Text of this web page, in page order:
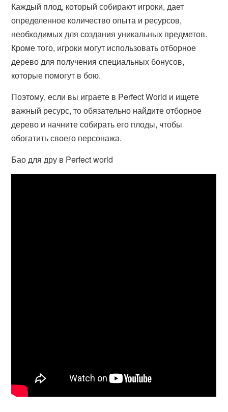
Каждый плод, который собирают игроки, дает
определенное количество опыта и ресурсов,
необходимых для создания уникальных предметов.
Кроме того, игроки могут использовать отборное
дерево для получения специальных бонусов,
которые помогут в бою.
Поэтому, если вы играете в Perfect World и ищете
важный ресурс, то обязательно найдите отборное
дерево и начните собирать его плоды, чтобы
обогатить своего персонажа.
Бао для дру в Perfect world